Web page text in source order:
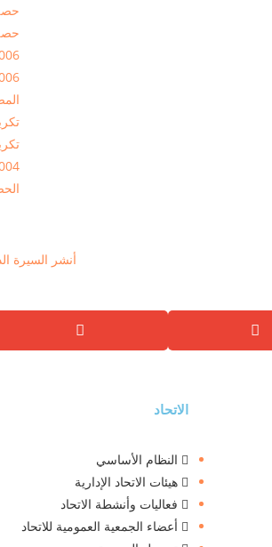
2006(حصل على المركز الثالث في المسابقة العالمية
أنشر السيرة
الاتحاد
النظام الأساسي
هيئات الاتحاد الإدارية
فعاليات وأنشطة الاتحاد
أعضاء الجمعية العمومية للاتحاد